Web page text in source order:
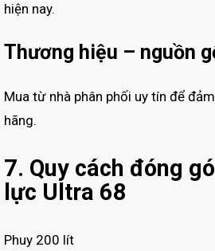
hiện nay.
Thương hiệu – nguồn
Mua từ nhà phân phối uy tín để
hãng.
7. Quy cách đóng
lực Ultra 68
Phuy 200 lít